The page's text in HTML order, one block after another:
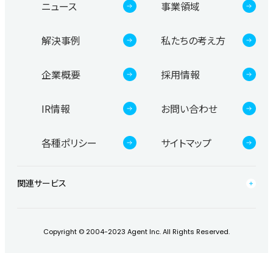
ニュース 事業領域
解決事例 私たちの考え方
企業概要 採用情報
IR情報 お問い合わせ
各種ポリシー サイトマップ
関連サービス
Copyright © 2004-2023 Agent Inc. All Rights Reserved.